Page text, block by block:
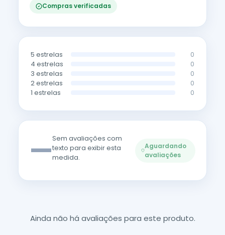
Compras verificadas
5 estrelas 0
4 estrelas 0
3 estrelas 0
2 estrelas 0
1 estrelas 0
—Sem avaliações com
texto para exibir esta
medida.
Aguardando
avaliações
Ainda não há avaliações para este produto.